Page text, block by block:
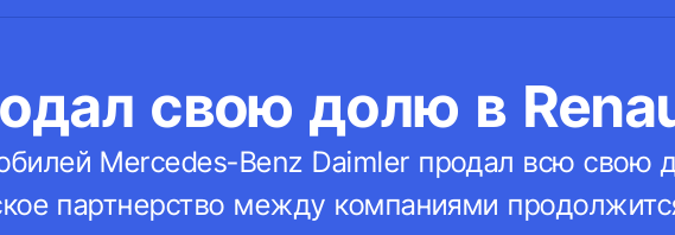
свою долю в
Mercedes-Benz Daimler продал всю свою
партнерство между компаниями